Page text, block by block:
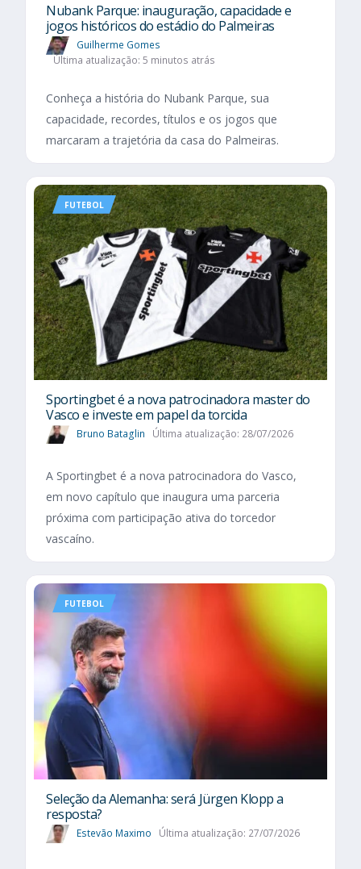
Nubank Parque: inauguração, capacidade e
jogos históricos do estádio do Palmeiras
Guilherme Gomes
Última atualização: 5 minutos atrás
Conheça a história do Nubank Parque, sua
capacidade, recordes, títulos e os jogos que
marcaram a trajetória da casa do Palmeiras.
FUTEBOL
Sportingbet é a nova patrocinadora master do
Vasco e investe em papel da torcida
Bruno Bataglin Última atualização: 28/07/2026
A Sportingbet é a nova patrocinadora do Vasco,
em novo capítulo que inaugura uma parceria
próxima com participação ativa do torcedor
vascaíno.
FUTEBOL
Seleção da Alemanha: será Jürgen Klopp a
resposta?
Estevão Maximo Última atualização: 27/07/2026